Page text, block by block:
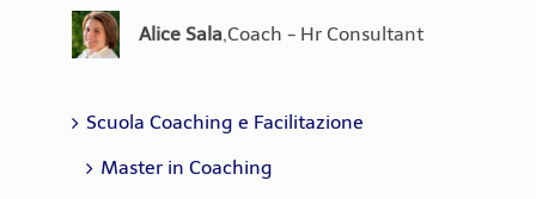
Alice Sala,Coach - Hr Consultant
Scuola Coaching e Facilitazione
Master in Coaching